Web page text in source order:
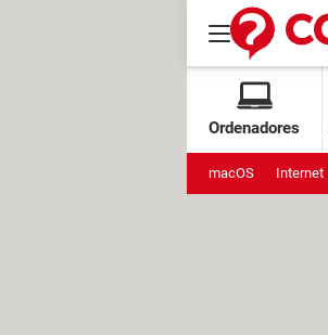
Ordenadores
macOS Internet